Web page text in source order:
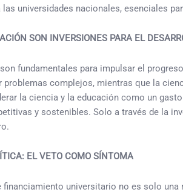
universidades nacionales, esenciales
SON INVERSIONES PARA EL
fundamentales para impulsar el
problemas complejos, mientras que la
la ciencia y la educación como un
y sostenibles. Solo a través de la
EL VETO COMO SÍNTOMA
financiamiento universitario no es solo